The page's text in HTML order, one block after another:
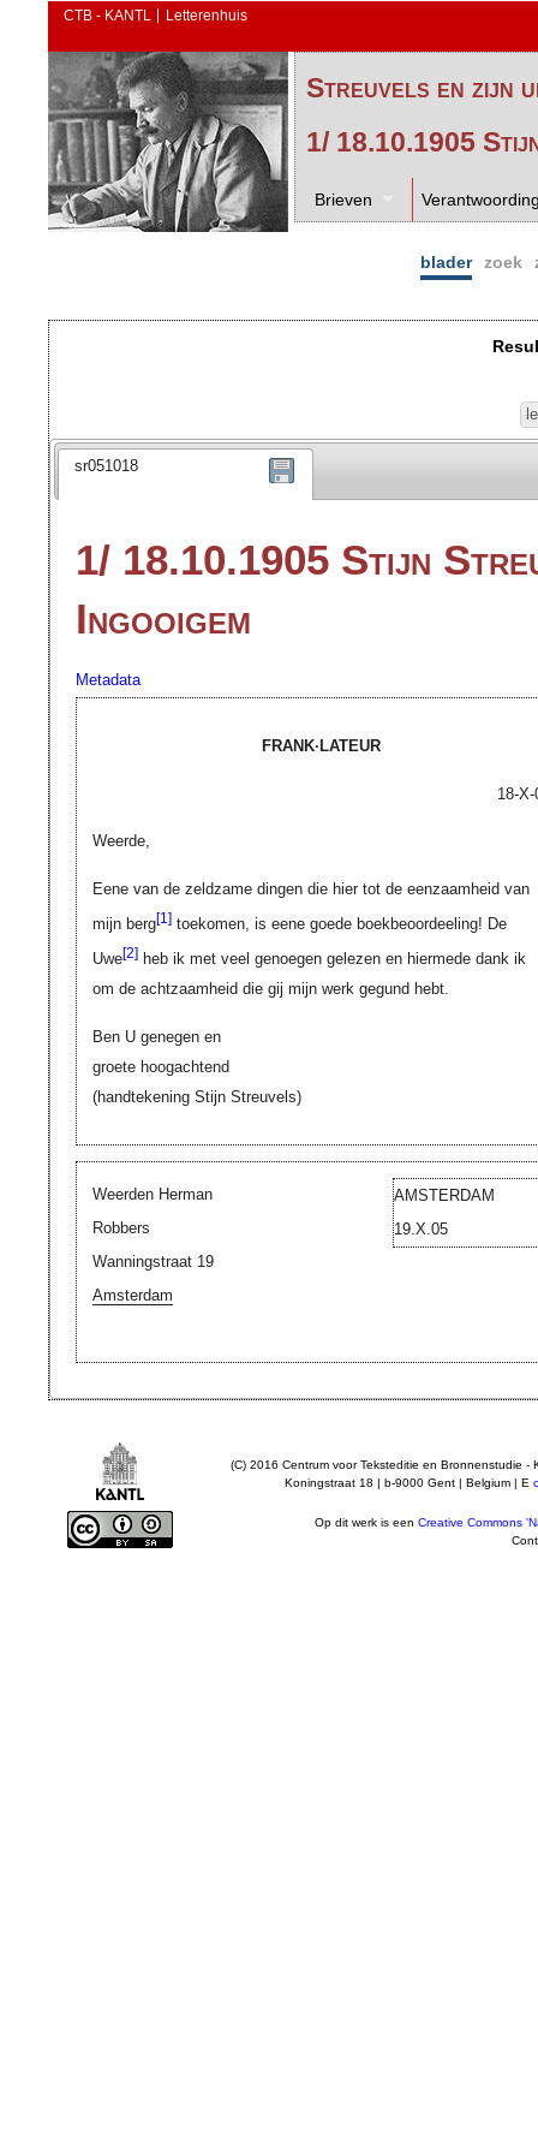
CTB - KANTL Letterenhuis
Streuvels en zijn
1/ 18.10.1905
Brieven
blader zoek
sr051018
1/ 18.10.1905 Stijn
Ingooigem
Metadata
FRANK·LATEUR
18-X-
Weerde,
Eene van de zeldzame dingen die hier tot de eenzaamheid van
mijn berg[1]toekomen, is eene goede boekbeoordeeling! De
Uwe[2]heb ik met veel genoegen gelezen en hiermede dank ik
om de achtzaamheid die gij mijn werk gegund hebt.
Ben U genegen en
groete hoogachtend
(handtekening Stijn Streuvels)
AMSTERDAM
19.X.05
Weerden Herman
Robbers
Wanningstraat 19
Amsterdam
(C) 2016 Centrum voor Teksteditie en Bronnenstudie
Koningstraat 18 | b-9000 Gent | Belgium | E
Op dit werk is een Creative Commons